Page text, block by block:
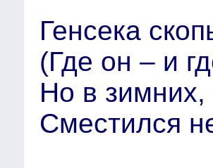
Генсека
(Где он – и
Но в зимних,
Сместился